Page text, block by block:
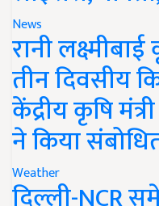
News
रानी
तीन दिवसीय
केंद्रीय कृषि
ने किया
Weather